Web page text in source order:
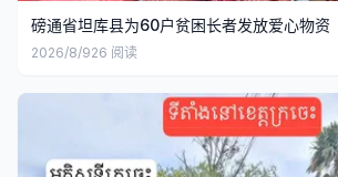
磅通省坦库县为60户贫困长者发放爱心物资
2026/8/926 阅读